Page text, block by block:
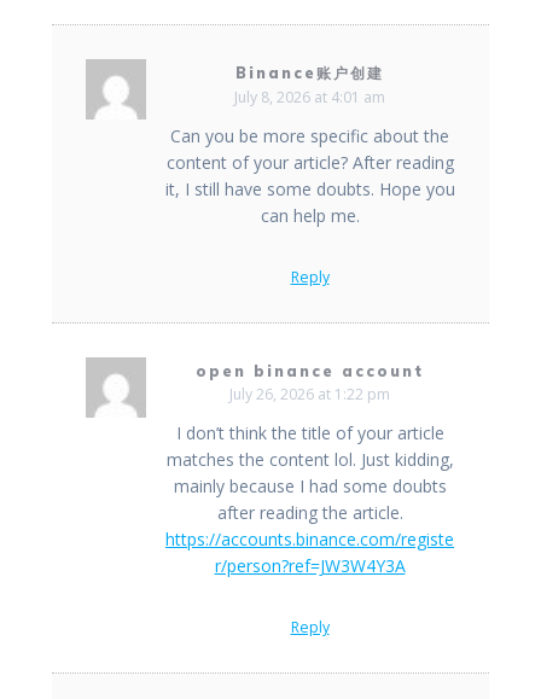
Binance账户创建
July 8, 2026 at 4:01 am
Can you be more specific about the
content of your article? After reading
it, I still have some doubts. Hope you
can help me.
Reply
open binance account
July 26, 2026 at 1:22 pm
I don’t think the title of your article
matches the content lol. Just kidding,
mainly because I had some doubts
after reading the article.
https://accounts.binance.com/registe
r/person?ref=JW3W4Y3A
Reply